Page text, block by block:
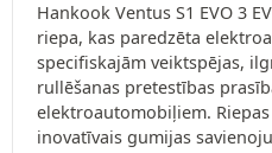
Hankook Ventus S1 EVO 3
riepa, kas paredzēta
specifiskajām veiktspējas,
rullēšanas pretestības
elektroautomobiļiem.
inovatīvais gumijas